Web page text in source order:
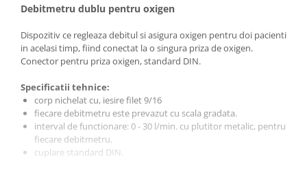
Filtre antibacteriene
Piese bucale
Alte dispozitive respiratorii
Clesti nazali
Investigare si diagnostic
Dermatoscoape
Audiometre
Laringoscoape
Debitmetru dublu pentru oxigen
Dispozitiv ce regleaza debitul si asigura oxigen pentru doi pacienti
in acelasi timp, fiind conectat la o singura priza de oxigen.
Conector pentru priza oxigen, standard DIN.
Specificatii tehnice:
corp nichelat cu, iesire filet 9/16
fiecare debitmetru este prevazut cu scala gradata.
interval de functionare: 0 - 30 l/min. cu plutitor metalic, pentru
fiecare debitmetru.
cuplare standard DIN.